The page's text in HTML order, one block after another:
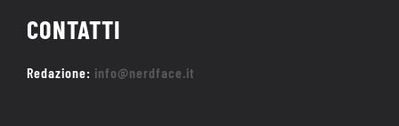
CONTATTI
Redazione: info@nerdface.it